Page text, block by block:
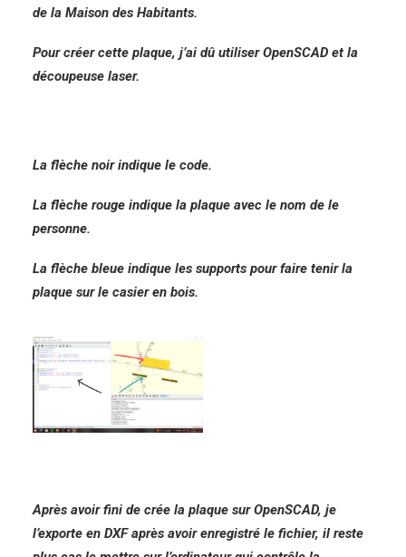
de la Maison des Habitants.
Pour créer cette plaque, j’ai dû utiliser OpenSCAD et la
découpeuse laser.
La flèche noir indique le code.
La flèche rouge indique la plaque avec le nom de le
personne.
La flèche bleue indique les supports pour faire tenir la
plaque sur le casier en bois.
Après avoir fini de crée la plaque sur OpenSCAD, je
l’exporte en DXF après avoir enregistré le fichier, il reste